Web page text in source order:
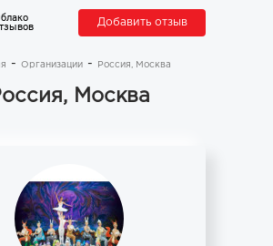
Добавить отзыв
Организации Россия, Москва
Москва